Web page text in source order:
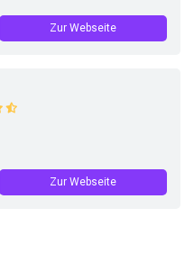
Zur Webseite
Zur Webseite